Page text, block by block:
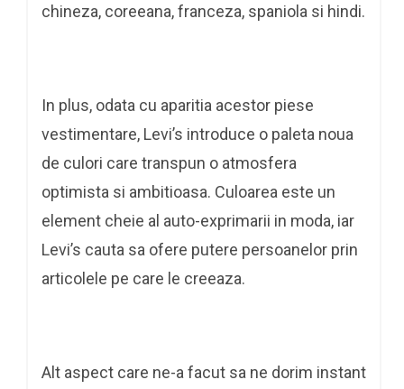
chineza, coreeana, franceza, spaniola si hindi.
In plus, odata cu aparitia acestor piese
vestimentare, Levi’s introduce o paleta noua
de culori care transpun o atmosfera
optimista si ambitioasa. Culoarea este un
element cheie al auto-exprimarii in moda, iar
Levi’s cauta sa ofere putere persoanelor prin
articolele pe care le creeaza.
Alt aspect care ne-a facut sa ne dorim instant